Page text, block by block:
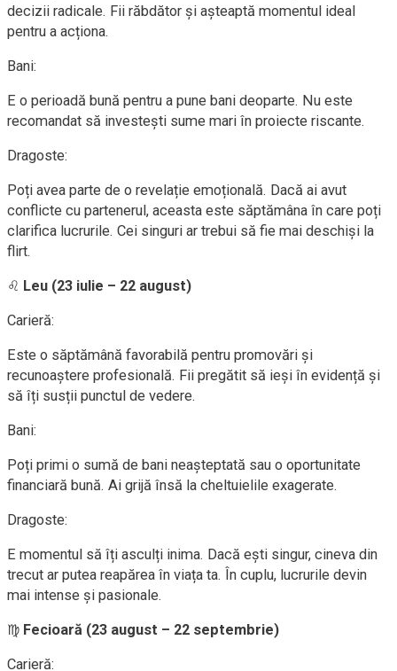
decizii radicale. Fii răbdător și așteaptă momentul ideal
pentru a acționa.
Bani:
E o perioadă bună pentru a pune bani deoparte. Nu este
recomandat să investești sume mari în proiecte riscante.
Dragoste:
Poți avea parte de o revelație emoțională. Dacă ai avut
conflicte cu partenerul, aceasta este săptămâna în care poți
clarifica lucrurile. Cei singuri ar trebui să fie mai deschiși la
flirt.
♌ Leu (23 iulie – 22 august)
Carieră:
Este o săptămână favorabilă pentru promovări și
recunoaștere profesională. Fii pregătit să ieși în evidență și
să îți susții punctul de vedere.
Bani:
Poți primi o sumă de bani neașteptată sau o oportunitate
financiară bună. Ai grijă însă la cheltuielile exagerate.
Dragoste:
E momentul să îți asculți inima. Dacă ești singur, cineva din
trecut ar putea reapărea în viața ta. În cuplu, lucrurile devin
mai intense și pasionale.
♍ Fecioară (23 august – 22 septembrie)
Carieră: